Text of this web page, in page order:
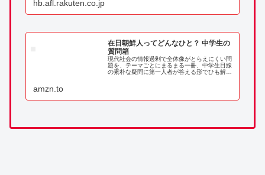
hb.afl.rakuten.co.jp
在日朝鮮人ってどんなひと？ 中学生の
質問箱
現代社会の情報過剰で全体像がとらえにくい問
題を、テーマごとにまるまる一冊、中学生目線
の素朴な疑問に第一人者が答える形でひも解い
amzn.to